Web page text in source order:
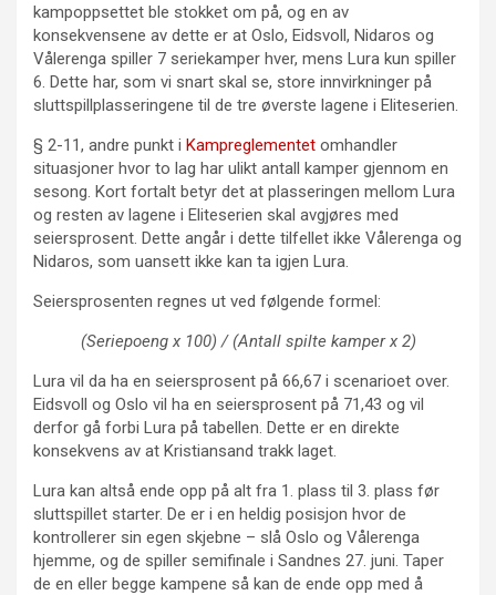
kampoppsettet ble stokket om på, og en av
konsekvensene av dette er at Oslo, Eidsvoll, Nidaros og
Vålerenga spiller 7 seriekamper hver, mens Lura kun spiller
6. Dette har, som vi snart skal se, store innvirkninger på
sluttspillplasseringene til de tre øverste lagene i Eliteserien.
§ 2-11, andre punkt i Kampreglementet omhandler
situasjoner hvor to lag har ulikt antall kamper gjennom en
sesong. Kort fortalt betyr det at plasseringen mellom Lura
og resten av lagene i Eliteserien skal avgjøres med
seiersprosent. Dette angår i dette tilfellet ikke Vålerenga og
Nidaros, som uansett ikke kan ta igjen Lura.
Seiersprosenten regnes ut ved følgende formel:
(Seriepoeng x 100) / (Antall spilte kamper x 2)
Lura vil da ha en seiersprosent på 66,67 i scenarioet over.
Eidsvoll og Oslo vil ha en seiersprosent på 71,43 og vil
derfor gå forbi Lura på tabellen. Dette er en direkte
konsekvens av at Kristiansand trakk laget.
Lura kan altså ende opp på alt fra 1. plass til 3. plass før
sluttspillet starter. De er i en heldig posisjon hvor de
kontrollerer sin egen skjebne – slå Oslo og Vålerenga
hjemme, og de spiller semifinale i Sandnes 27. juni. Taper
de en eller begge kampene så kan de ende opp med å